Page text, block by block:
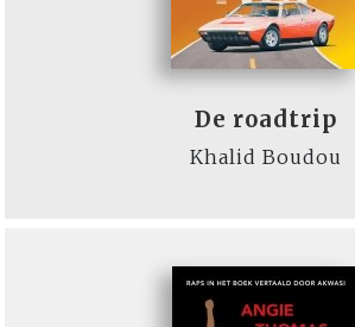
De roadtrip
Khalid Boudou